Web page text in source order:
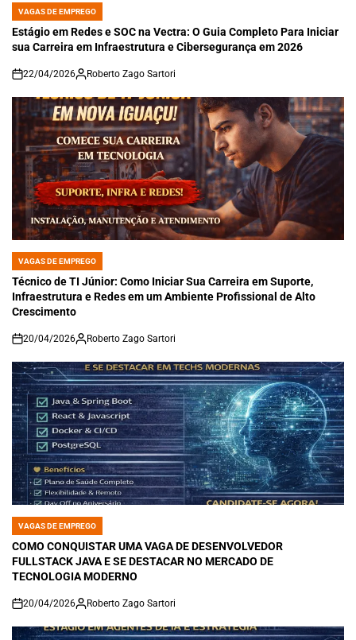
POSTED
IN
VAGAS DE EMPREGO
Estágio em Redes e SOC na Vectra: O Guia Completo Para Iniciar
sua Carreira em Infraestrutura e Cibersegurança em 2026
on
22/04/2026 Roberto Zago Sartori
POSTED
IN
VAGAS DE EMPREGO
Técnico de TI Júnior: Como Iniciar Sua Carreira em Suporte,
Infraestrutura e Redes em um Ambiente Profissional de Alto
Crescimento
on
20/04/2026 Roberto Zago Sartori
POSTED
IN
VAGAS DE EMPREGO
COMO CONQUISTAR UMA VAGA DE DESENVOLVEDOR
FULLSTACK JAVA E SE DESTACAR NO MERCADO DE
TECNOLOGIA MODERNO
on
20/04/2026 Roberto Zago Sartori